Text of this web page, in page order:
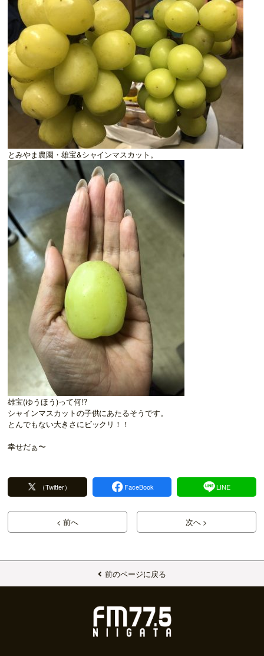
とみやま農園・雄宝&シャインマスカット。
雄宝(ゆうほう)って何!?
シャインマスカットの子供にあたるそうです。
とんでもない大きさにビックリ！！
幸せだぁ〜
（Twitter） FaceBook LINE
< 前へ 次へ >
前のページに戻る